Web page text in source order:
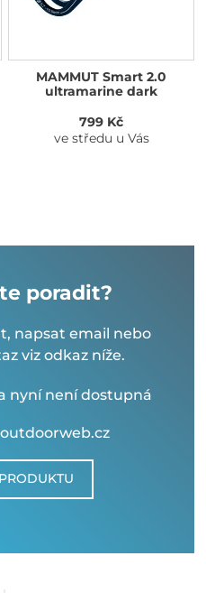
MAMMUT Smart 2.0
ultramarine dark
799 Kč
ve středu u Vás
poradit?
napsat email nebo
viz odkaz níže.
nyní není dostupná